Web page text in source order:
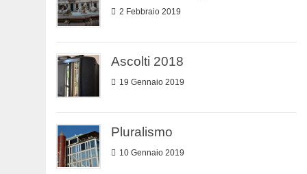
2 Febbraio 2019
Ascolti 2018
19 Gennaio 2019
Pluralismo
10 Gennaio 2019